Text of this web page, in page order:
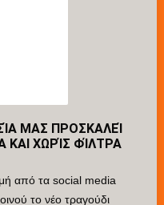
ΜΑΣ ΠΡΟΣΚΑΛΕΊ
ΚΑΙ ΧΩΡΊΣ ΦΊΛΤΡΑ
από τα social media
το νέο τραγούδι